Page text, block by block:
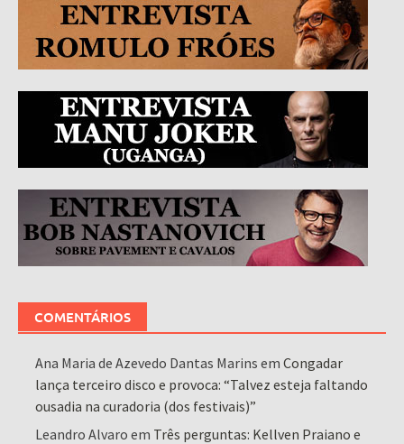
COMENTÁRIOS
Ana Maria de Azevedo Dantas Marins emCongadar
lança terceiro disco e provoca: “Talvez esteja faltando
ousadia na curadoria (dos festivais)”
Leandro Alvaro em Três perguntas: Kellven Praiano e